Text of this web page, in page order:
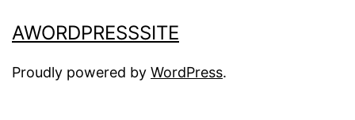
AWORDPRESSSITE
Proudly powered by WordPress.